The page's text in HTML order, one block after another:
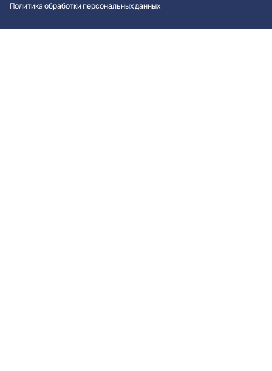
Политика обработки персональных данных